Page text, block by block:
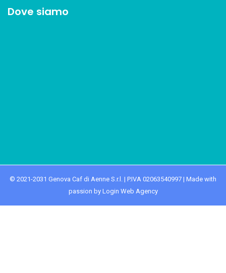
Dove siamo
© 2021-2031 Genova Caf di Aenne S.r.l. | P.IVA 02063540997 | Made with
passion by Login Web Agency